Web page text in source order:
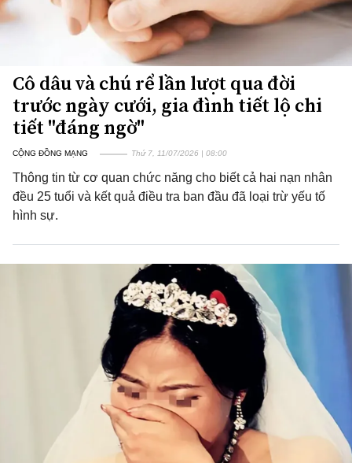
Cô dâu và chú rể lần lượt qua đời
trước ngày cưới, gia đình tiết lộ chi
tiết "đáng ngờ"
CỘNG ĐỒNG MẠNG Thứ 7, 11/07/2026 | 08:00
Thông tin từ cơ quan chức năng cho biết cả hai nạn nhân
đều 25 tuổi và kết quả điều tra ban đầu đã loại trừ yếu tố
hình sự.